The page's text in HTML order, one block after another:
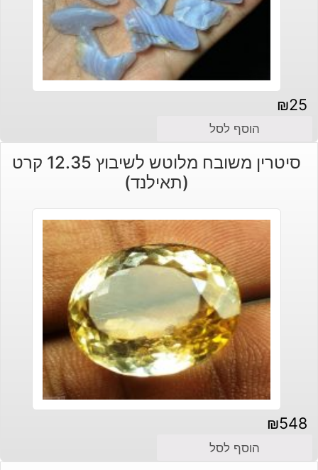
₪25
הוסף לסל
סיטרין משובח מלוטש לשיבוץ 12.35 קרט
(תאילנד)
₪548
הוסף לסל